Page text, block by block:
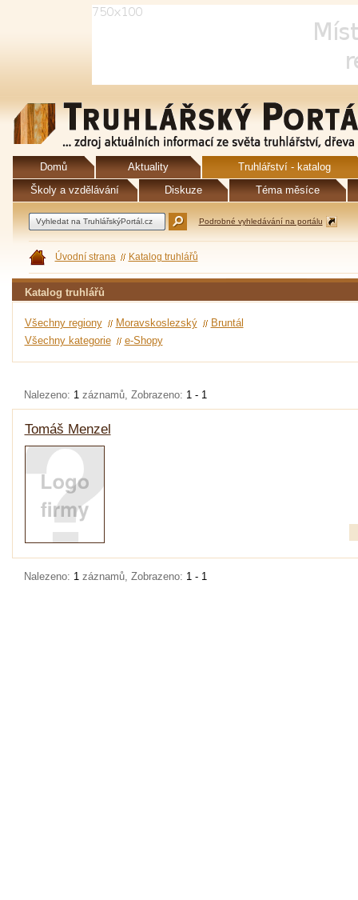
Domů Aktuality
Truhlářství - katalog
Školy a vzdělávání
Diskuze Téma měsíce
Podrobné vyhledávání na portálu
Úvodní strana Katalog truhlářů
Katalog truhlářů
Všechny regiony Moravskoslezský
Bruntál
Všechny kategorie
e-Shopy
Nalezeno: 1 záznamů, Zobrazeno: 1 - 1
Tomáš Menzel
Nalezeno: 1 záznamů, Zobrazeno: 1 - 1